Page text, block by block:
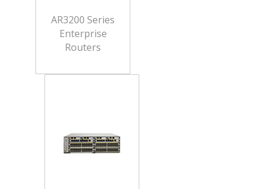
AR3200 Series
Enterprise
Routers